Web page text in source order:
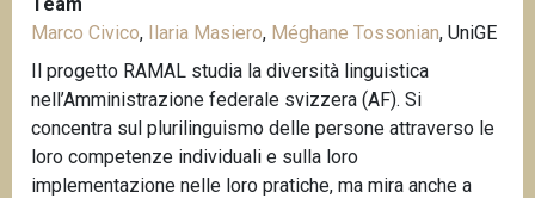
Marco Civico, Ilaria Masiero, Méghane Tossonian, UniGE
Il progetto RAMAL studia la diversità linguistica
nell’Amministrazione federale svizzera (AF). Si
concentra sul plurilinguismo delle persone attraverso le
loro competenze individuali e sulla loro
implementazione nelle loro pratiche, ma mira anche a